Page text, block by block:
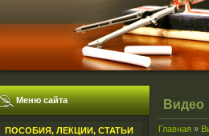
Меню сайта
ПОСОБИЯ, ЛЕКЦИИ, СТАТЬИ
Видео
Главная »